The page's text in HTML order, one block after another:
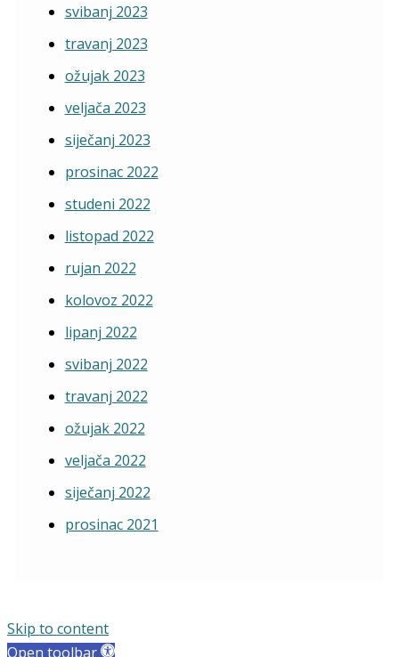
svibanj 2023
travanj 2023
ožujak 2023
veljača 2023
siječanj 2023
prosinac 2022
studeni 2022
listopad 2022
rujan 2022
kolovoz 2022
lipanj 2022
svibanj 2022
travanj 2022
ožujak 2022
veljača 2022
siječanj 2022
prosinac 2021
Skip to content
Open toolbar